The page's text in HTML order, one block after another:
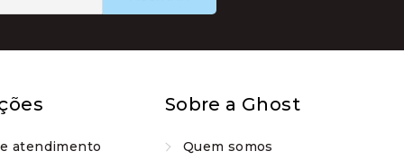
atendimento
Sobre a Ghost
Quem somos